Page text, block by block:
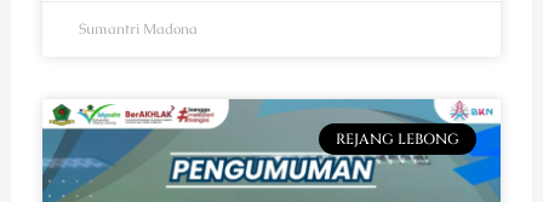
Sumantri Madona
REJANG LEBONG